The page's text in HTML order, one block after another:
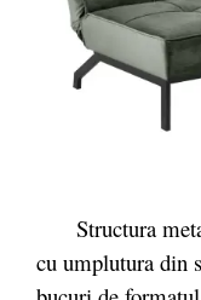
Structura
cu umplutura din